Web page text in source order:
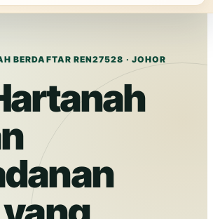
BERDAFTAR REN27528 · JOHOR